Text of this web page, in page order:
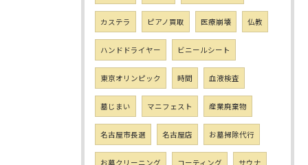
カステラ ピアノ買取 医療崩壊 仏教
ハンドドライヤー ビニールシート
東京オリンピック 時間 血液検査
墓じまい マニフェスト 産業廃棄物
名古屋市長選 名古屋店 お墓掃除代行
お墓クリーニング コーティング サウナ